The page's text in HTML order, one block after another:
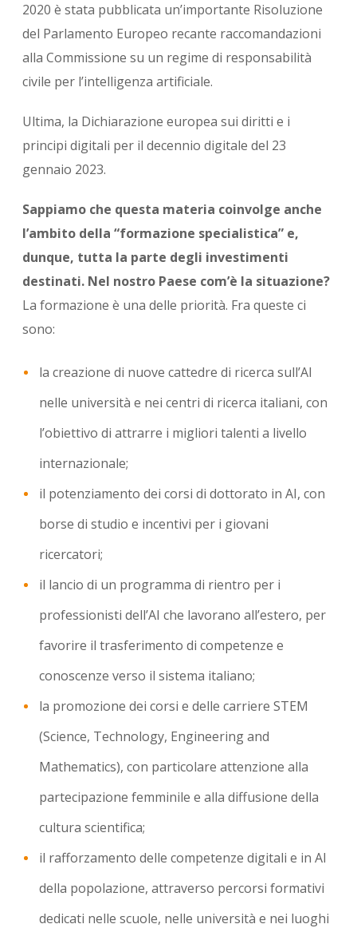
2020 è stata pubblicata un’importante Risoluzione
del Parlamento Europeo recante raccomandazioni
alla Commissione su un regime di responsabilità
civile per l’intelligenza artificiale.
Ultima, la Dichiarazione europea sui diritti e i
principi digitali per il decennio digitale del 23
gennaio 2023.
Sappiamo che questa materia coinvolge anche
l’ambito della “formazione specialistica” e,
dunque, tutta la parte degli investimenti
destinati. Nel nostro Paese com’è la situazione?
La formazione è una delle priorità. Fra queste ci
sono:
la creazione di nuove cattedre di ricerca sull’AI
nelle università e nei centri di ricerca italiani, con
l’obiettivo di attrarre i migliori talenti a livello
internazionale;
il potenziamento dei corsi di dottorato in AI, con
borse di studio e incentivi per i giovani
ricercatori;
il lancio di un programma di rientro per i
professionisti dell’AI che lavorano all’estero, per
favorire il trasferimento di competenze e
conoscenze verso il sistema italiano;
la promozione dei corsi e delle carriere STEM
(Science, Technology, Engineering and
Mathematics), con particolare attenzione alla
partecipazione femminile e alla diffusione della
cultura scientifica;
il rafforzamento delle competenze digitali e in AI
della popolazione, attraverso percorsi formativi
dedicati nelle scuole, nelle università e nei luoghi